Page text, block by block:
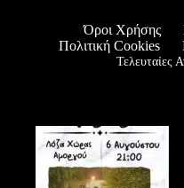
Όροι Χρήσης
Πολιτική Cookies
Τελευταίες